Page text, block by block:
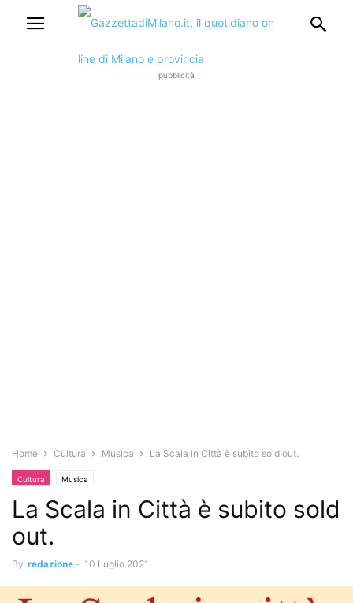
pubblicità
Home Cultura Musica La Scala in Città è subito sold out.
Cultura Musica
La Scala in Città è subito sold
out.
By redazione - 10 Luglio 2021